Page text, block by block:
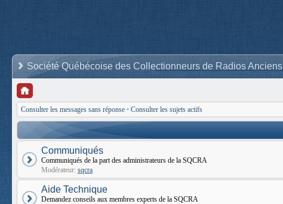
Société Québécoise des Collectionneurs de Radios Anciens
Consulter les messages sans réponse • Consulter les sujets actifs
Communiqués
Communiqués de la part des administrateurs de la SQCRA
Modérateur: sqcra
Aide Technique
Demandez conseils aux membres experts de la SQCRA